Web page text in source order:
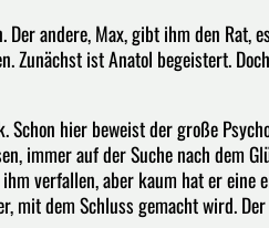
andere, Max, gibt ihm den Rat,
Zunächst ist Anatol begeistert.
hier beweist der große
immer auf der Suche nach dem
verfallen, aber kaum hat er eine
mit dem Schluss gemacht wird.